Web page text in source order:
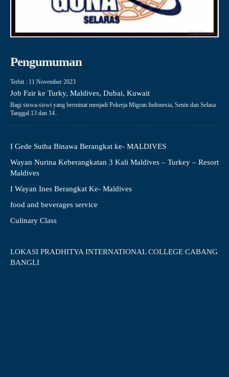
Pengumuman
Terbit : 11 November 2023
Job Fair ke Turky, Maldives, Dubai, Kuwait
Bagi siswa-siswi yang berminat menjadi Pekerja Migran Indonesia, Senin dan Selasa
Tanggal 13 dan 14..
I Gede Sutha Binawa Berangkat ke- MALDIVES
Wayan Nurina Keberangkatan 3 Kali Maldives – Turkey – Resort
Maldives
I Wayan Ines Berangkat Ke- Maldives
food and beverages service
Culinary Class
LOKASI PRADHITYA INTERNATIONAL COLLEGE CABANG
BANGLI